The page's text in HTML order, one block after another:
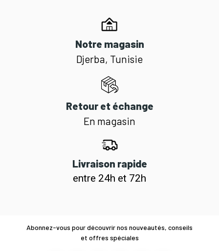
Notre magasin
Djerba, Tunisie
Retour et échange
En magasin
Livraison rapide
entre 24h et 72h
Abonnez-vous pour découvrir nos nouveautés, conseils
et offres spéciales